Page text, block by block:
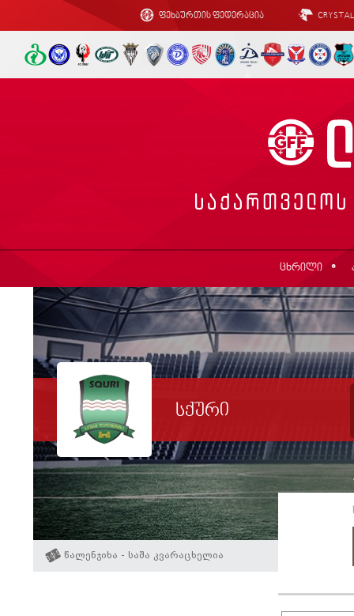
ფეხბურთის ფედერაცია
ცხრილი
სქური
წალენჯიხა - საშა კვარაცხელია